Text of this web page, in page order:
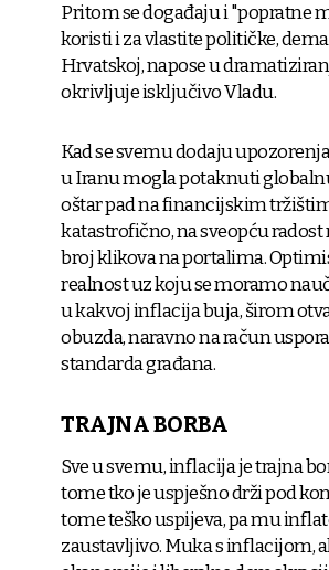
Pritom se događaju i "popratne
koristi i za vlastite političke,
Hrvatskoj, napose u
okrivljuje isključivo Vladu.
Kad se svemu dodaju
u Iranu mogla potaknuti
oštar pad na financijskim
katastrofično, na sveopću
broj klikova na portalima.
realnost uz koju se moramo
u kakvoj inflacija buja, širom
obuzda, naravno na račun
standarda građana.
TRAJNA BORBA
Sve u svemu, inflacija je trajna
tome tko je uspješno drži pod
tome teško uspijeva, pa mu
zaustavljivo. Muka s inflacijom,